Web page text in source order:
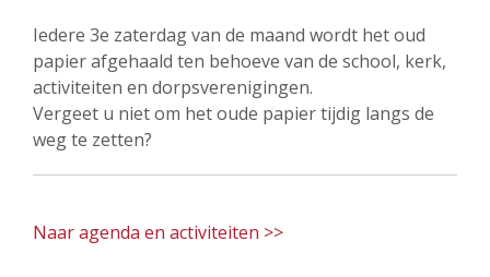
Iedere 3e zaterdag van de maand wordt het oud
papier afgehaald ten behoeve van de school, kerk,
activiteiten en dorpsverenigingen.
Vergeet u niet om het oude papier tijdig langs de
weg te zetten?
Naar agenda en activiteiten >>